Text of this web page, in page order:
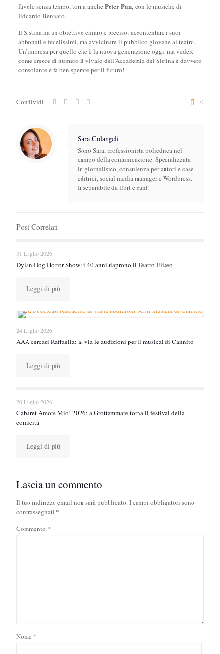
favole senza tempo, torna anche Peter Pan, con le musiche di
Edoardo Bennato.
Il Sistina ha un obiettivo chiaro e preciso: accontentare i suoi
abbonati e fedelissimi, ma avvicinare il pubblico giovane al teatro.
Un’impresa per quello che è la nuova generazione oggi, ma vedere
come cresce di numero il vivaio dell’Accademia del Sistina è davvero
consolante e fa ben sperare per il futuro!
Condividi 0
Sara Colangeli
Sono Sara, professionista poliedrica nel
campo della comunicazione. Specializzata
in giornalismo, consulenza per autori e case
editrici, social media manager e Wordpress.
Inseparabile da libri e cani!
Post Correlati
31 Luglio 2026
Dylan Dog Horror Show: i 40 anni riaprono il Teatro Eliseo
Leggi di più
24 Luglio 2026
AAA cercasi Raffaella: al via le audizioni per il musical di Cannito
Leggi di più
20 Luglio 2026
Cabaret Amore Mio! 2026: a Grottammare torna il festival della
comicità
Leggi di più
Lascia un commento
Il tuo indirizzo email non sarà pubblicato.I campi obbligatori sono
contrassegnati *
Commento *
Nome *